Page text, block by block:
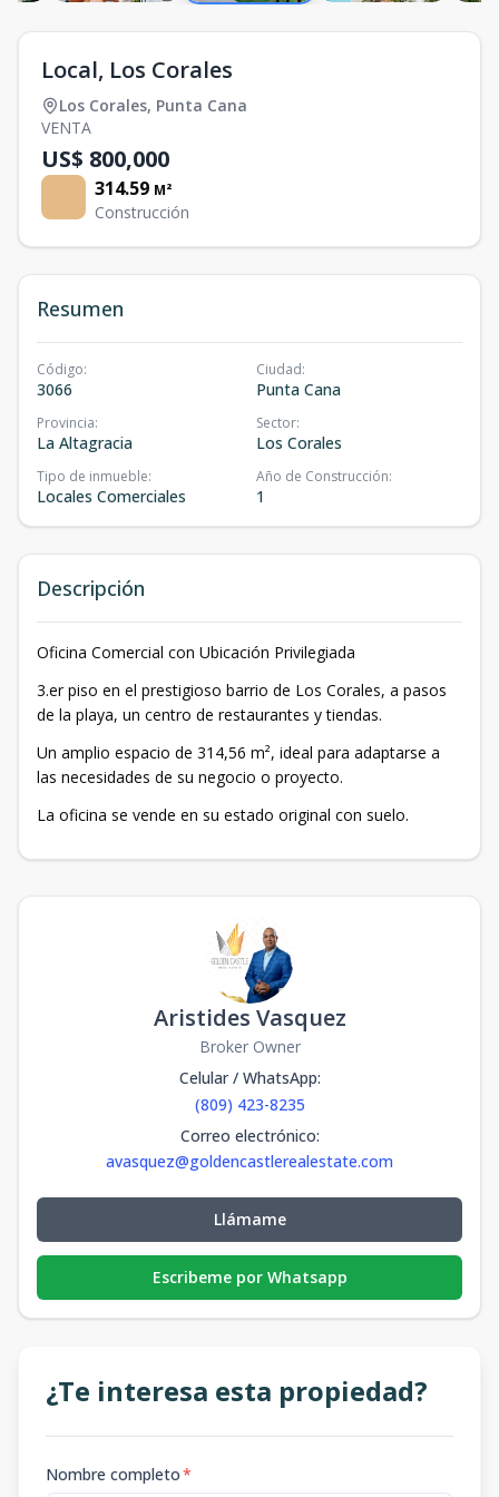
Local, Los Corales
Los Corales, Punta Cana
VENTA
US$ 800,000
314.59 M²
Construcción
Resumen
Código:
3066
Ciudad:
Punta Cana
Provincia:
La Altagracia
Sector:
Los Corales
Tipo de inmueble:
Locales Comerciales
Año de Construcción:
1
Descripción
Oficina Comercial con Ubicación Privilegiada
3.er piso en el prestigioso barrio de Los Corales, a pasos
de la playa, un centro de restaurantes y tiendas.
Un amplio espacio de 314,56 m², ideal para adaptarse a
las necesidades de su negocio o proyecto.
La oficina se vende en su estado original con suelo.
Aristides Vasquez
Broker Owner
Celular / WhatsApp:
(809) 423-8235
Correo electrónico:
avasquez@goldencastlerealestate.com
Llámame
Escribeme por Whatsapp
¿Te interesa esta propiedad?
Nombre completo*